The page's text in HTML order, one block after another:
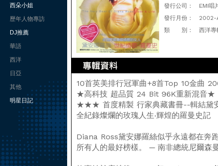
西朵小姐
歷年人物專訪
DJ推薦
華語
西洋
日亞
其他
明星日記
發行公司：
EMI唱
發行月份：
2002-
類 別：
西洋專
10首英美排行冠軍曲+8首Top 10金曲
★高科技 超品質 24 Bit 96K重新混音★
★★★ 首度精製 行家典藏書冊--輯結黛
全紀錄燦爛的玫瑰人生‧輝煌的羅曼史記
Diana Ross黛安娜羅絲似乎永遠都在奔
所有人的最好榜樣。 ─ 南非總統尼爾森